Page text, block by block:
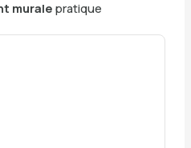
muralepratique